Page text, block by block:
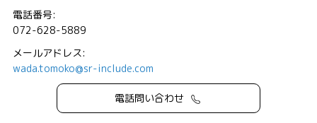
電話番号:
072-628-5889
メールアドレス:
wada.tomoko@sr-include.com
電話問い合わせ